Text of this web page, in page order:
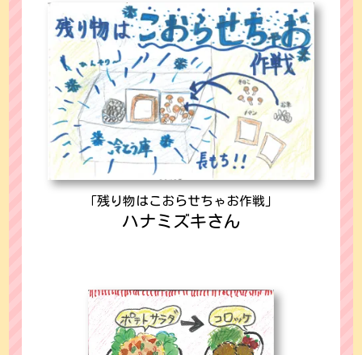
「残り物はこおらせちゃお作戦」
ハナミズキさん